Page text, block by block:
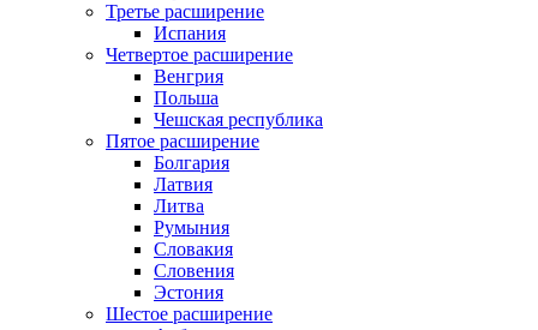
Третье расширение
Испания
Четвертое расширение
Венгрия
Польша
Чешская республика
Пятое расширение
Болгария
Латвия
Литва
Румыния
Словакия
Словения
Эстония
Шестое расширение